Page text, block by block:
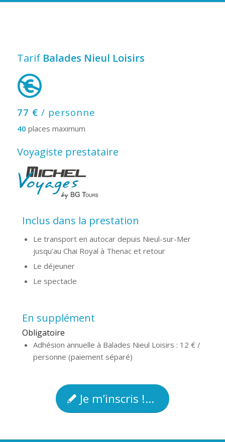
Tarif Balades Nieul Loisirs
77 € / personne
40 places maximum
Voyagiste prestataire
Inclus dans la prestation
Le transport en autocar depuis Nieul-sur-Mer
jusqu’au Chai Royal à Thenac et retour
Le déjeuner
Le spectacle
En supplément
Obligatoire
Adhésion annuelle à Balades Nieul Loisirs : 12 € /
personne (paiement séparé)
Je m’inscris !...